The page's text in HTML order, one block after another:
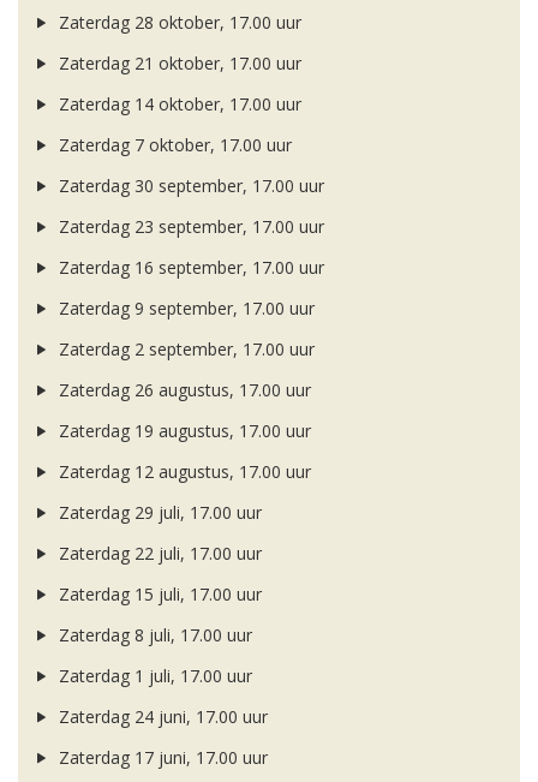
Zaterdag 28 oktober, 17.00 uur
Zaterdag 21 oktober, 17.00 uur
Zaterdag 14 oktober, 17.00 uur
Zaterdag 7 oktober, 17.00 uur
Zaterdag 30 september, 17.00 uur
Zaterdag 23 september, 17.00 uur
Zaterdag 16 september, 17.00 uur
Zaterdag 9 september, 17.00 uur
Zaterdag 2 september, 17.00 uur
Zaterdag 26 augustus, 17.00 uur
Zaterdag 19 augustus, 17.00 uur
Zaterdag 12 augustus, 17.00 uur
Zaterdag 29 juli, 17.00 uur
Zaterdag 22 juli, 17.00 uur
Zaterdag 15 juli, 17.00 uur
Zaterdag 8 juli, 17.00 uur
Zaterdag 1 juli, 17.00 uur
Zaterdag 24 juni, 17.00 uur
Zaterdag 17 juni, 17.00 uur